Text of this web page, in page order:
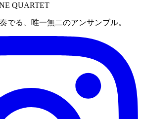
QUARTET
でる、唯一無二のアンサンブル。